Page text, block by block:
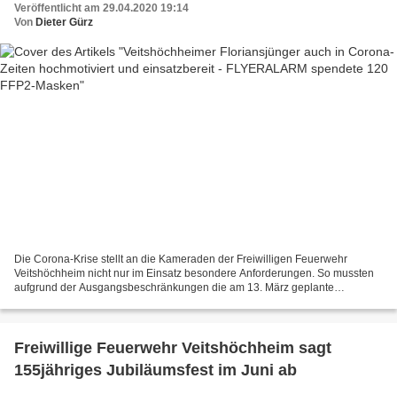
Veröffentlicht am 29.04.2020 19:14
Von Dieter Gürz
Die Corona-Krise stellt an die Kameraden der Freiwilligen Feuerwehr
Veitshöchheim nicht nur im Einsatz besondere Anforderungen. So mussten
aufgrund der Ausgangsbeschränkungen die am 13. März geplante
Freiwillige Feuerwehr Veitshöchheim sagt
155jähriges Jubiläumsfest im Juni ab